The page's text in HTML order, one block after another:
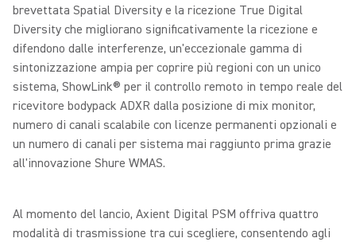
brevettata Spatial Diversity e la ricezione True Digital
Diversity che migliorano significativamente la ricezione e
difendono dalle interferenze, un'eccezionale gamma di
sintonizzazione ampia per coprire più regioni con un unico
sistema, ShowLink® per il controllo remoto in tempo reale del
ricevitore bodypack ADXR dalla posizione di mix monitor,
numero di canali scalabile con licenze permanenti opzionali e
un numero di canali per sistema mai raggiunto prima grazie
all'innovazione Shure WMAS.
Al momento del lancio, Axient Digital PSM offriva quattro
modalità di trasmissione tra cui scegliere, consentendo agli